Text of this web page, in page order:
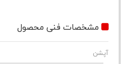
مشخصات فنی محصول
آپشن